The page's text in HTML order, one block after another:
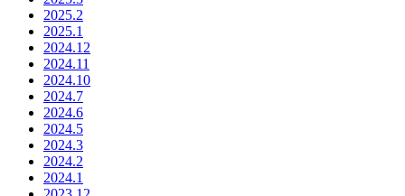
2025.2
2025.1
2024.12
2024.11
2024.10
2024.7
2024.6
2024.5
2024.3
2024.2
2024.1